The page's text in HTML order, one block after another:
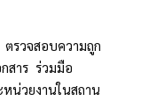
รวจสอบความถูก
สาร ร่วมมือ
น่วยงานในสถาน